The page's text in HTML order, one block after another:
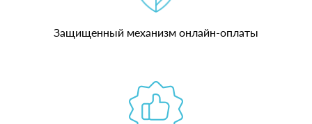
Защищенный механизм онлайн-оплаты